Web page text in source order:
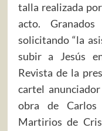
talla realizada
acto.
solicitando “la
subir a Jesús
Revista de la
cartel
obra de Carlos
Martirios de